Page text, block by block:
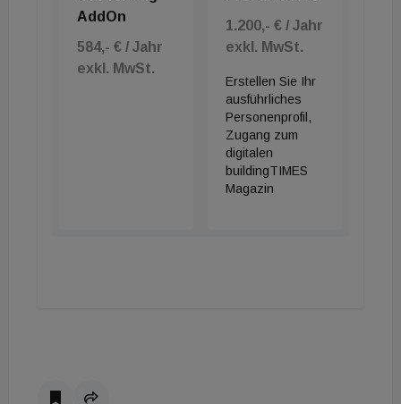
AddOn
584,- € / Jahr
exkl. MwSt.
1.200,- € / Jahr
exkl. MwSt.
Erstellen Sie Ihr
ausführliches
Personenprofil,
Zugang zum
digitalen
buildingTIMES
Magazin